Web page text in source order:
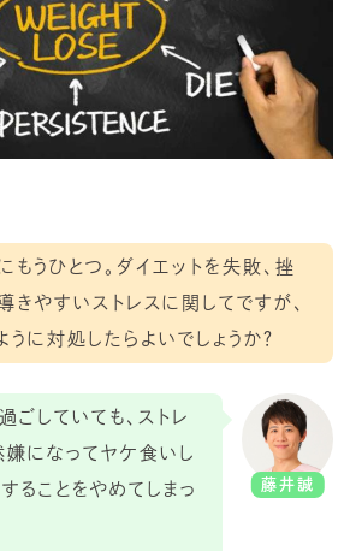
もうひとつ。ダイエットを失敗、挫
きやすいストレスに関してですが、
うに対処したらよいでしょうか？
ごしていても、ストレ
嫌になってヤケ食いし
ることをやめてしまっ
藤井誠